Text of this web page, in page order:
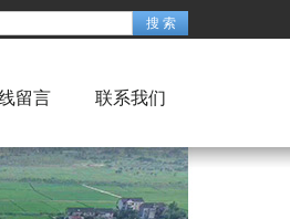
留言 联系我们